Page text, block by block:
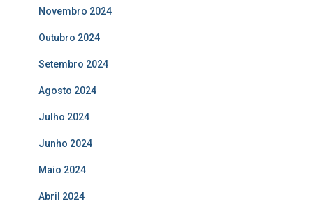
Novembro 2024
Outubro 2024
Setembro 2024
Agosto 2024
Julho 2024
Junho 2024
Maio 2024
Abril 2024